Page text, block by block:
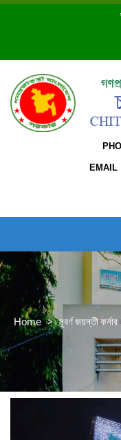
Skip
EMAIL
Home > সুবর্ণ জয়ন্তী কর্নার